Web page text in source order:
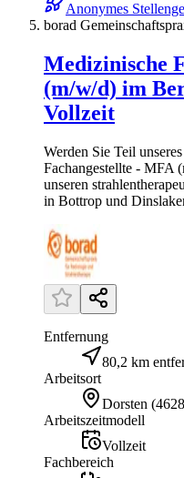
Anonymes
borad
Medizinische
(m/w/d) im
Vollzeit
Werden Sie Teil
Fachangestellte - MFA
unseren
in Bottrop und
Entfernung
80,2 km
Arbeitsort
Dorsten (
Arbeitszeitmodell
Vollzeit
Fachbereich